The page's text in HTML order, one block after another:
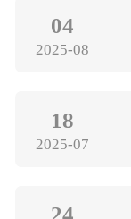
04
2025-08
18
2025-07